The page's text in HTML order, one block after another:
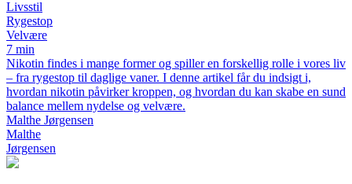
Livsstil
Rygestop
Velvære
7 min
Nikotin findes i mange former og spiller en forskellig rolle i vores liv
– fra rygestop til daglige vaner. I denne artikel får du indsigt i,
hvordan nikotin påvirker kroppen, og hvordan du kan skabe en sund
balance mellem nydelse og velvære.
Malthe Jørgensen
Malthe
Jørgensen